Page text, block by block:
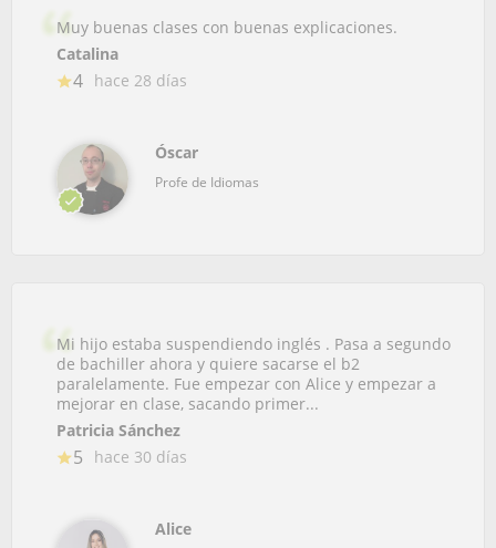
Muy buenas clases con buenas explicaciones.
Catalina
4 hace 28 días
Óscar
Profe de Idiomas
Mi hijo estaba suspendiendo inglés . Pasa a segundo
de bachiller ahora y quiere sacarse el b2
paralelamente. Fue empezar con Alice y empezar a
mejorar en clase, sacando primer...
Patricia Sánchez
5 hace 30 días
Alice